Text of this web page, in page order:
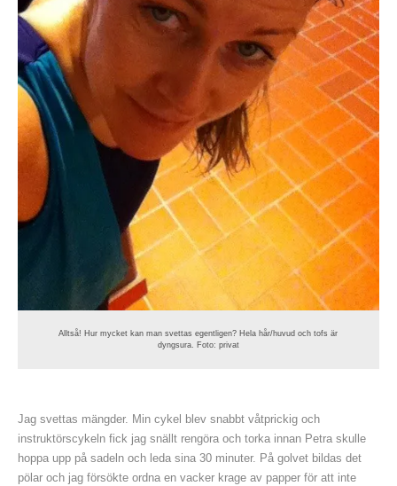
Alltså! Hur mycket kan man svettas egentligen? Hela hår/huvud och tofs är
dyngsura. Foto: privat
Jag svettas mängder. Min cykel blev snabbt våtprickig och
instruktörscykeln fick jag snällt rengöra och torka innan Petra skulle
hoppa upp på sadeln och leda sina 30 minuter. På golvet bildas det
pölar och jag försökte ordna en vacker krage av papper för att inte